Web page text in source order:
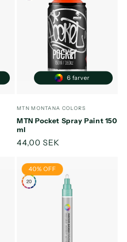
Forhandler:
MTN MONTANA COLORS
MTN Pocket Spray Paint 150
ml
Normalpris
44,00 SEK
6 farver
40% OFF